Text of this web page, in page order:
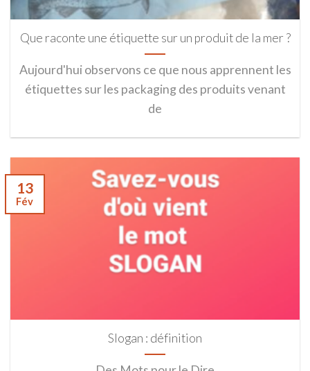
Que raconte une étiquette sur un produit de la mer ?
Aujourd'hui observons ce que nous apprennent les
étiquettes sur les packaging des produits venant
de
Slogan : définition
13
Fév